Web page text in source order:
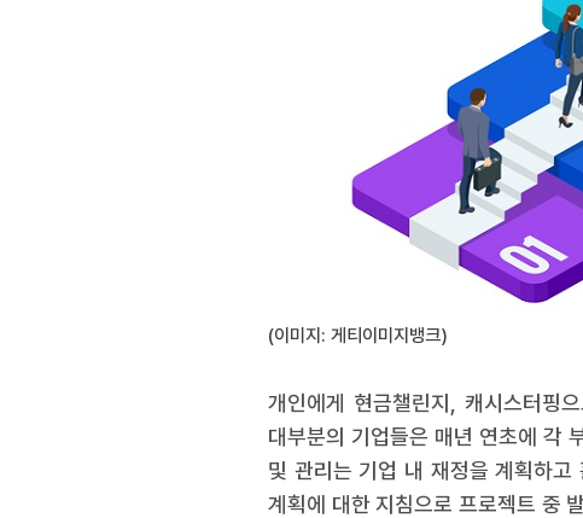
(이미지: 게티이미지뱅크)
개인에게 현금챌린지, 캐시스터핑
대부분의 기업들은 매년 연초에 각
및 관리는 기업 내 재정을 계획하
계획에 대한 지침으로 프로젝트 중